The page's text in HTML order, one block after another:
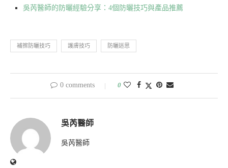
吳芮醫師的防曬經驗分享：4個防曬技巧與產品推薦
補擦防曬技巧 護膚技巧 防曬迷思
0 comments 0
吳芮醫師
吳芮醫師